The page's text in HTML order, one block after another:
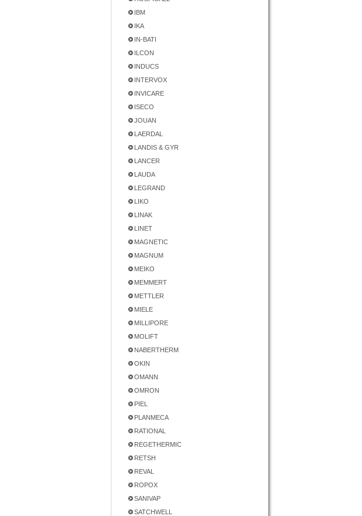
IBM
IKA
IN-BATI
ILCON
INDUCS
INTERVOX
INVICARE
ISECO
JOUAN
LAERDAL
LANDIS & GYR
LANCER
LAUDA
LEGRAND
LIKO
LINAK
LINET
MAGNETIC
MAGNUM
MEIKO
MEMMERT
METTLER
MIELE
MILLIPORE
MOLIFT
NABERTHERM
OKIN
OMANN
OMRON
PIEL
PLANMECA
RATIONAL
REGETHERMIC
RETSH
REVAL
ROPOX
SANIVAP
SATCHWELL